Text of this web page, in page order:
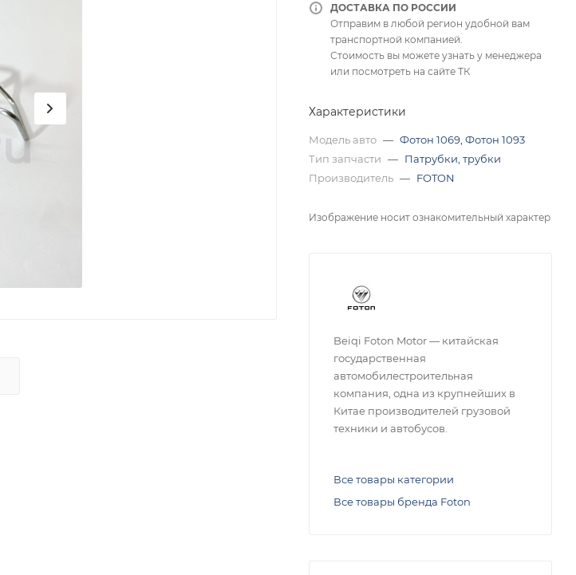
ДОСТАВКА ПО РОССИИ
Отправим в любой регион удобной вам
транспортной компанией.
Стоимость вы можете узнать у менеджера
или посмотреть на сайте ТК
Характеристики
Модель авто — Фотон 1069 Фотон 1093
Тип запчасти — Патрубки, трубки
Производитель — FOTON
Изображение носит ознакомительный характер
Beiqi Foton Motor — китайская
государственная
автомобилестроительная
компания, одна из крупнейших в
Китае производителей грузовой
техники и автобусов.
Все товары категории
Все товары бренда Foton